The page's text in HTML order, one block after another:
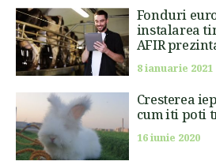
Fonduri
instalarea
AFIR
8 ianuarie 2021
Cresterea
cum iti poti
16 iunie 2020